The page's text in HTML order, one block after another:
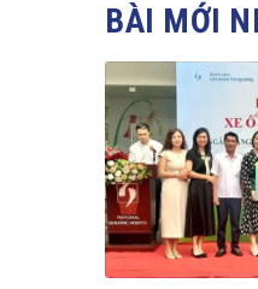
BÀI MỚI